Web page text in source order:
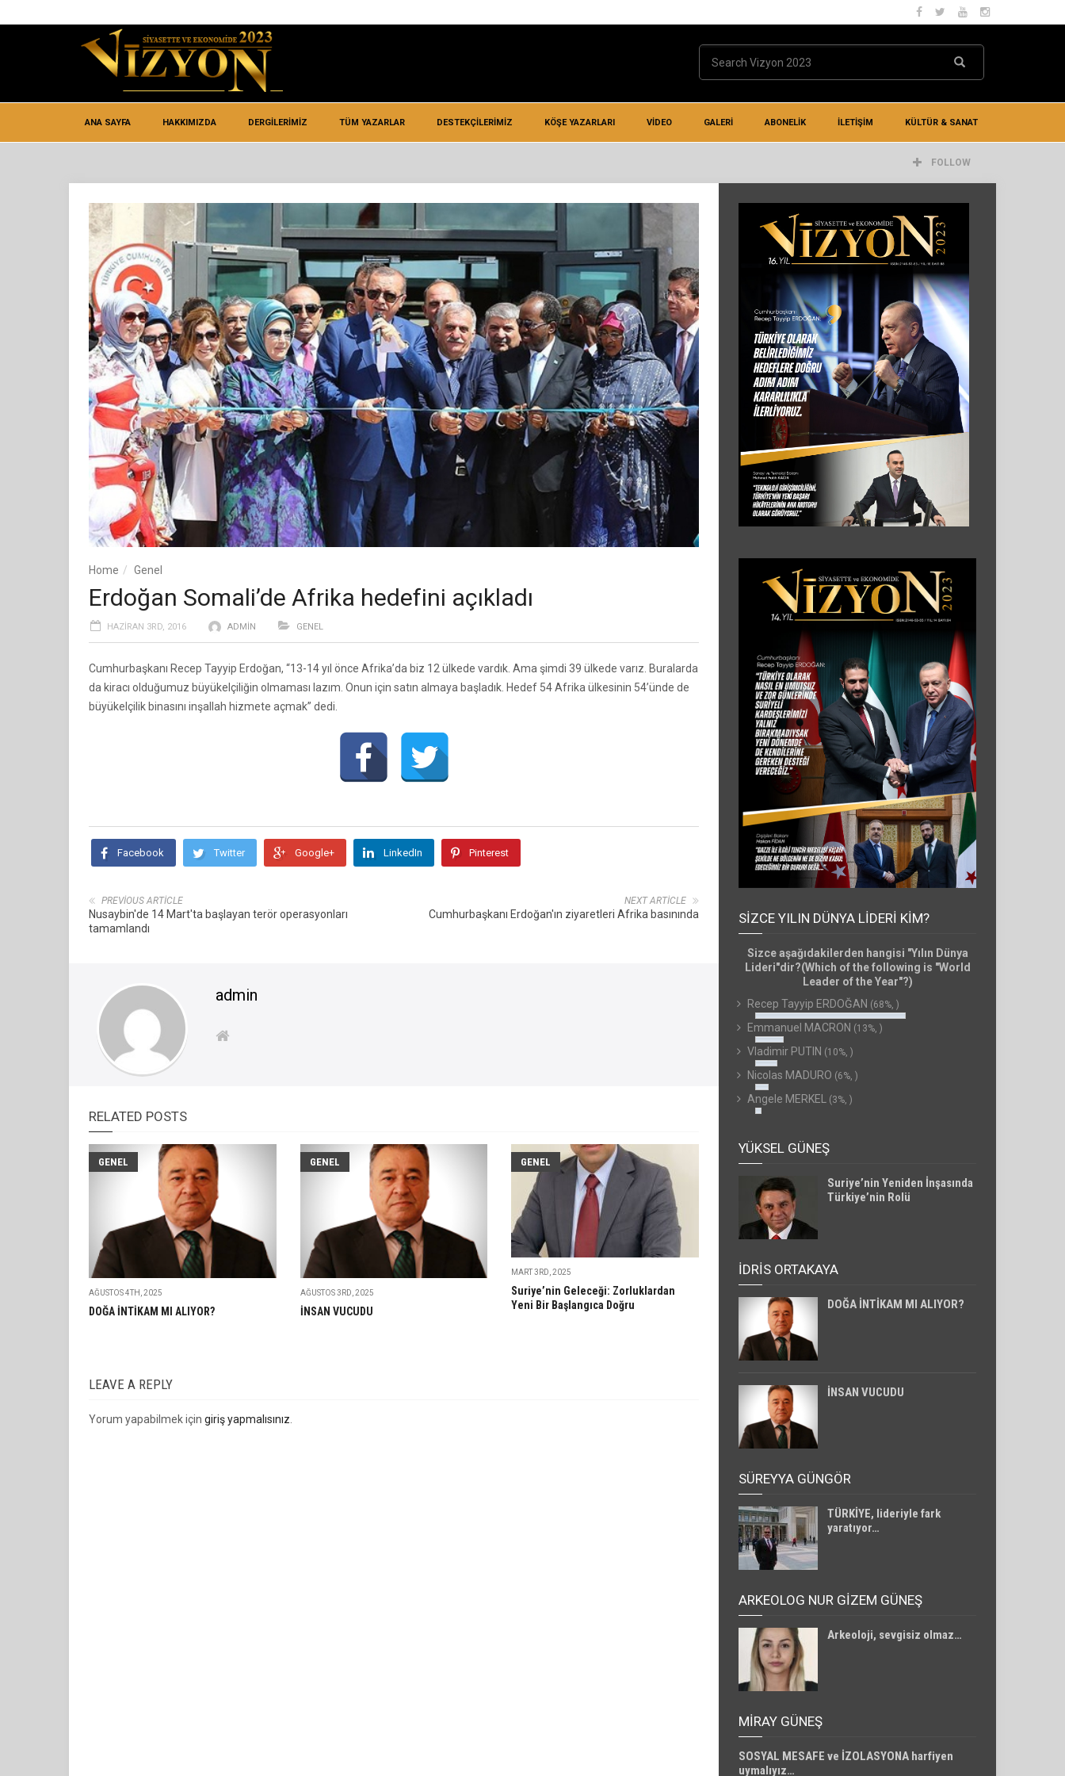
ANA SAYFA HAKKIMIZDA DERGİLERİMİZ TÜM YAZARLAR DESTEKÇILERIMIZ KÖŞE YAZARLARI VIDEO GALERİ ABONELİK İLETIŞIM KÜLTÜR & SANAT
FOLLOW
Home Genel
Erdoğan Somali’de Afrika hedefini açıkladı
HAZIRAN 3RD, 2016 ADMIN GENEL
Cumhurbaşkanı Recep Tayyip Erdoğan, “13-14 yıl önce Afrika’da biz 12 ülkede vardık. Ama şimdi 39 ülkede varız. Buralarda
da kiracı olduğumuz büyükelçiliğin olmaması lazım. Onun için satın almaya başladık. Hedef 54 Afrika ülkesinin 54’ünde de
büyükelçilik binasını inşallah hizmete açmak” dedi.
Facebook Twitter Google+ LinkedIn Pinterest
NEXT ARTICLE
Cumhurbaşkanı Erdoğan'ın ziyaretleri Afrika basınında
PREVIOUS ARTICLE
Nusaybin'de 14 Mart'ta başlayan terör operasyonları
tamamlandı
admin
RELATED POSTS
GENEL
AĞUSTOS 4TH, 2025
DOĞA İNTİKAM MI ALIYOR?
GENEL
AĞUSTOS 3RD, 2025
İNSAN VUCUDU
GENEL
MART 3RD, 2025
Suriye’nin Geleceği: Zorluklardan
Yeni Bir Başlangıca Doğru
LEAVE A REPLY
Yorum yapabilmek için giriş yapmalısınız
SIZCE YILIN DÜNYA LIDERI KIM?
Sizce aşağıdakilerden hangisi "Yılın Dünya
Lideri"dir?(Which of the following is "World
Leader of the Year"?)
Recep Tayyip ERDOĞAN (68%, )
Emmanuel MACRON (13%, )
Vladimir PUTIN (10%, )
Nicolas MADURO (6%, )
Angele MERKEL (3%, )
YÜKSEL GÜNEŞ
Suriye’nin Yeniden İnşasında
Türkiye’nin Rolü
İDRİS ORTAKAYA
DOĞA İNTİKAM MI ALIYOR?
İNSAN VUCUDU
SÜREYYA GÜNGÖR
TÜRKİYE, lideriyle fark
yaratıyor…
ARKEOLOG NUR GİZEM GÜNEŞ
Arkeoloji, sevgisiz olmaz…
MIRAY GÜNEŞ
SOSYAL MESAFE ve İZOLASYONA harfiyen
uymalıyız…